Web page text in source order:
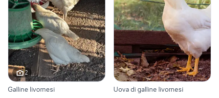
2
Galline livornesi Uova di galline livornesi